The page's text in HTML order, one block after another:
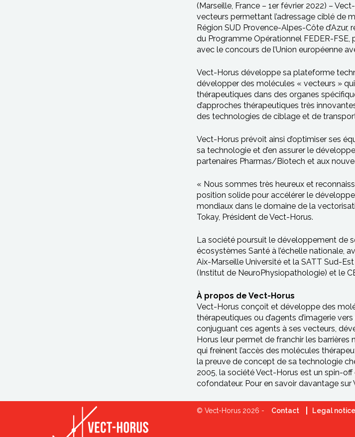
(Marseille, France – 1er février 2022) –
vecteurs permettant l’adressage ciblé de
Région SUD Provence-Alpes-Côte
du Programme Opérationnel FEDER-FSE,
avec le concours de l’Union européenne
Vect-Horus développe sa plateforme
développer des molécules « vecteurs »
thérapeutiques dans des organes
d’approches thérapeutiques très
des technologies de ciblage et de
Vect-Horus prévoit ainsi d’optimiser ses
sa technologie et d’en assurer le
partenaires Pharmas/Biotech et aux
« Nous sommes très heureux et
position solide pour accélérer le
mondiaux dans le domaine de la
Tokay, Président de Vect-Horus.
La société poursuit le développement de
écosystèmes Santé à l’échelle nationale,
Aix-Marseille Université et la SATT Sud-
(Institut de NeuroPhysiopathologie) et le
À propos de Vect-Horus
Vect-Horus conçoit et développe des
thérapeutiques ou d’agents d’imagerie
conjuguant ces agents à ses vecteurs,
Horus leur permet de franchir les
qui freinent l’accès des molécules
la preuve de concept de sa technologie
2005, la société Vect-Horus est un spin-off
cofondateur. Pour en savoir davantage
© Vect-Horus 2026 - Contact Legal notice